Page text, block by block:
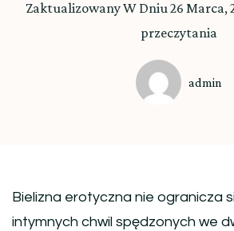
Zaktualizowany W Dniu26 Marca,
przeczytania
admin
Bielizna erotyczna nie ogranicza
intymnych chwil spędzonych we